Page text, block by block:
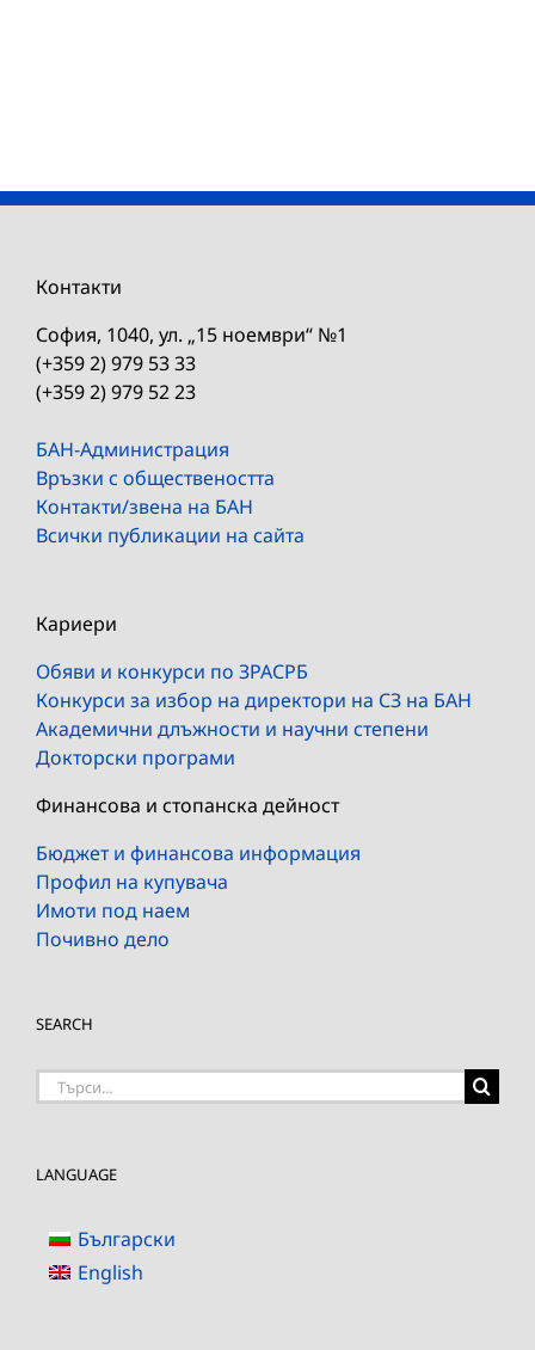
Контакти
София, 1040, ул. „15 ноември“ №1
(+359 2) 979 53 33
(+359 2) 979 52 23
БАН-Администрация
Връзки с обществеността
Контакти/звена на БАН
Всички публикации на сайта
Кариери
Обяви и конкурси по ЗРАСРБ
Конкурси за избор на директори на СЗ на БАН
Академични длъжности и научни степени
Докторски програми
Финансова и стопанска дейност
Бюджет и финансова информация
Профил на купувача
Имоти под наем
Почивно дело
SEARCH
Търсене
LANGUAGE
Български
English